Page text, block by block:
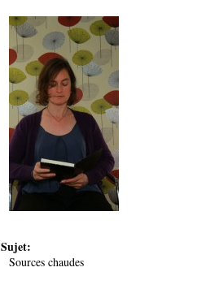
Sujet:
Sources chaudes